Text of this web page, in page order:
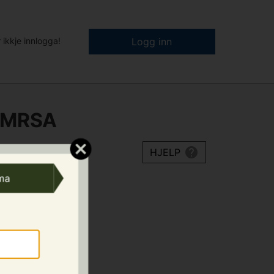
ikkje innlogga! Logg inn
HJELP